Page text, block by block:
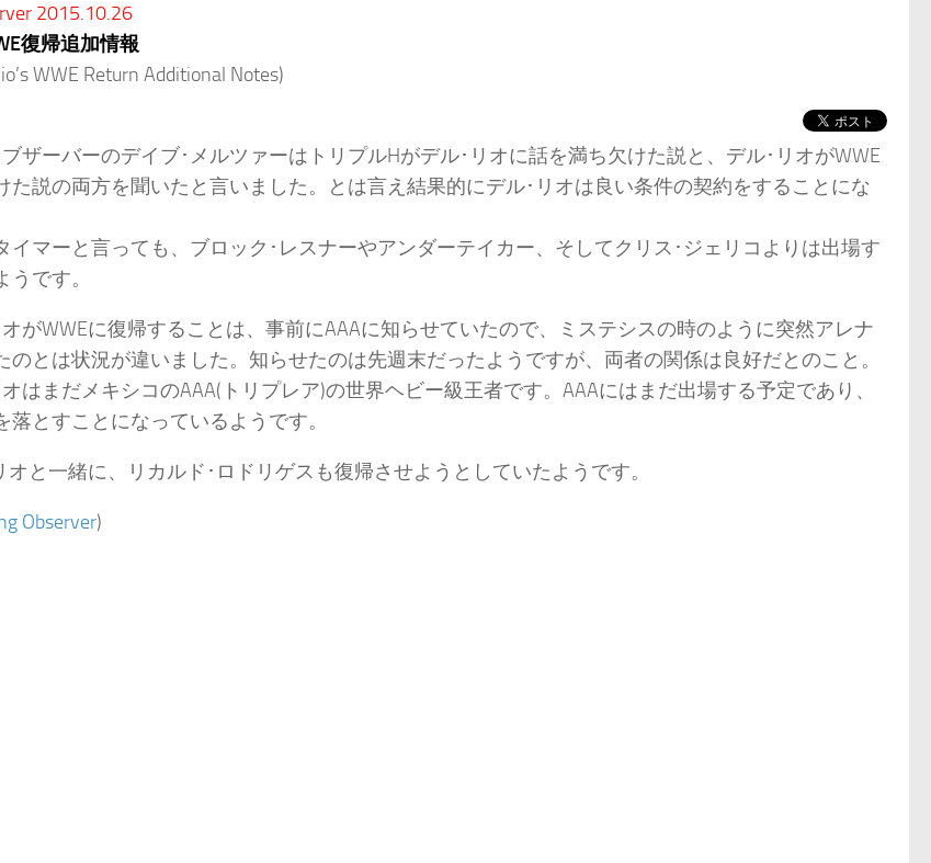
2015.10.26
復帰追加情報
WWE Return Additional Notes)
ザーバーのデイブ･メルツァーはトリプルHがデル･リオに話を満ち欠けた説と、デル･リオがWWE
た説の両方を聞いたと言いました。とは言え結果的にデル･リオは良い条件の契約をすることにな
イマーと言っても、ブロック･レスナーやアンダーテイカー、そしてクリス･ジェリコよりは出場す
です。
がWWEに復帰することは、事前にAAAに知らせていたので、ミステシスの時のように突然アレナ
のとは状況が違いました。知らせたのは先週末だったようですが、両者の関係は良好だとのこと。
はまだメキシコのAAA(トリプレア)の世界ヘビー級王者です。AAAにはまだ出場する予定であり、
落とすことになっているようです。
オと一緒に、リカルド･ロドリゲスも復帰させようとしていたようです。
Observer)